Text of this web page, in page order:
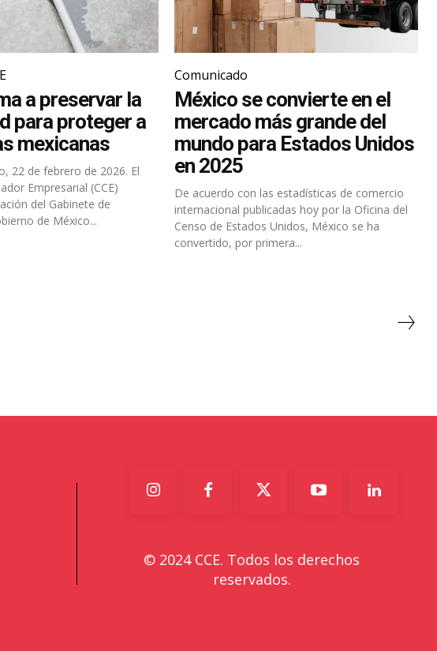
a preservar la
para proteger a
mexicanas
22 de febrero de 2026. El
Empresarial (CCE)
del Gabinete de
de México...
Comunicado
México se convierte en el
mercado más grande del
mundo para Estados Unidos
en 2025
De acuerdo con las estadísticas de comercio
internacional publicadas hoy por la Oficina del
Censo de Estados Unidos, México se ha
convertido, por primera...
© 2024 CCE. Todos los derechos
reservados.